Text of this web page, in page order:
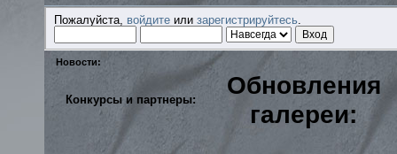
Пожалуйста, войдите илизарегистрируйтесь
Новости:
Конкурсы и партнеры:
Обновления
галереи: